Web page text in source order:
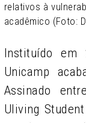
relativos à
acadêmico (Foto:
Instituído em
Unicamp
Assinado
Uliving